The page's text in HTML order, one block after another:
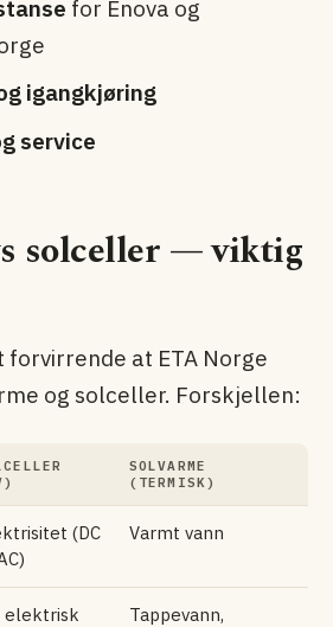
for Enova og
igangkjøring
service
solceller — viktig
forvirrende at ETA Norge
og solceller. Forskjellen:
SOLVARME
(TERMISK)
(DC
Varmt vann
elektrisk
Tappevann,